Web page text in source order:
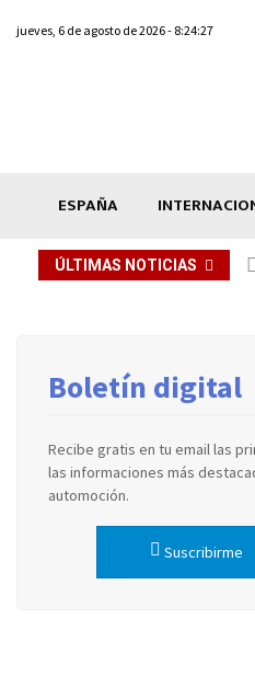
jueves, 6 de agosto de 2026 - 8:24:27
ESPAÑA
ÚLTIMAS NOTICIAS
Boletín digital
Recibe gratis en tu email las
las informaciones más
automoción.
Suscribirme